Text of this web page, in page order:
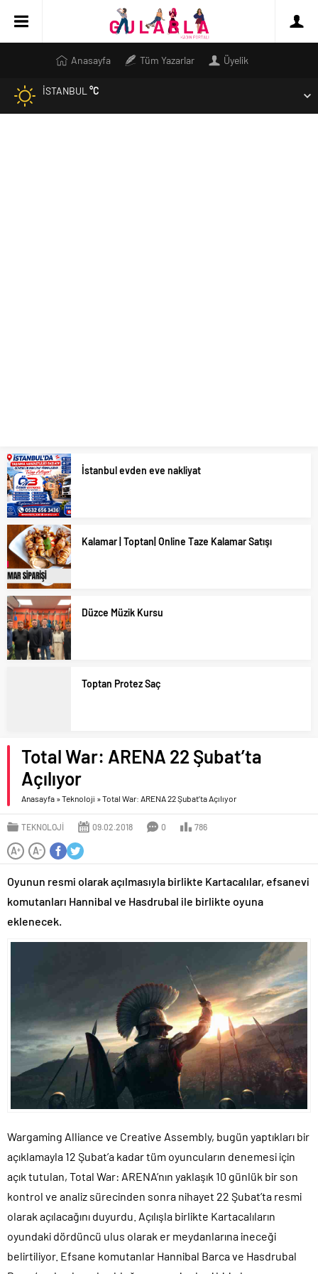
Anasayfa Tüm Yazarlar Üyelik
İSTANBUL °C
İstanbul evden eve nakliyat
Kalamar | Toptan| Online Taze Kalamar Satışı
Düzce Müzik Kursu
Toptan Protez Saç
Total War: ARENA 22 Şubat’ta
Açılıyor
Anasayfa »Teknoloji »Total War: ARENA 22 Şubat’ta Açılıyor
TEKNOLOJI 09.02.2018 0 786
A+ A-
Oyunun resmi olarak açılmasıyla birlikte Kartacalılar, efsanevi
komutanları Hannibal ve Hasdrubal ile birlikte oyuna
eklenecek.
Wargaming Alliance ve Creative Assembly, bugün yaptıkları bir
açıklamayla 12 Şubat’a kadar tüm oyuncuların denemesi için
açık tutulan, Total War: ARENA’nın yaklaşık 10 günlük bir son
kontrol ve analiz sürecinden sonra nihayet 22 Şubat’ta resmi
olarak açılacağını duyurdu. Açılışla birlikte Kartacalıların
oyundaki dördüncü ulus olarak er meydanlarına ineceği
belirtiliyor. Efsane komutanlar Hannibal Barca ve Hasdrubal